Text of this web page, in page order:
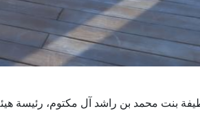
لطيفة بنت محمد بن راشد آل مكتوم،